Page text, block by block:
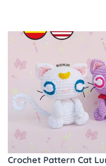
Crochet Pattern Cat